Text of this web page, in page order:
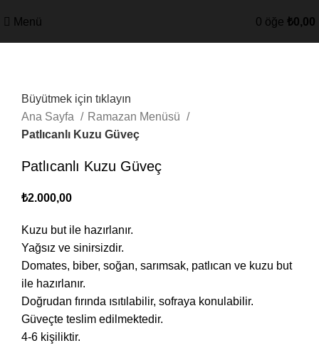
Menü 0 öğe ₺0,00
Büyütmek için tıklayın
Ana Sayfa
Ramazan Menüsü
Patlıcanlı Kuzu Güveç
Patlıcanlı Kuzu Güveç
₺2.000,00
Kuzu but ile hazırlanır.
Yağsız ve sinirsizdir.
Domates, biber, soğan, sarımsak, patlıcan ve kuzu but
ile hazırlanır.
Doğrudan fırında ısıtılabilir, sofraya konulabilir.
Güveçte teslim edilmektedir.
4-6 kişiliktir.